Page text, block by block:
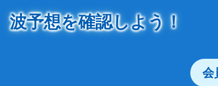
波予想を確認しよう！
会